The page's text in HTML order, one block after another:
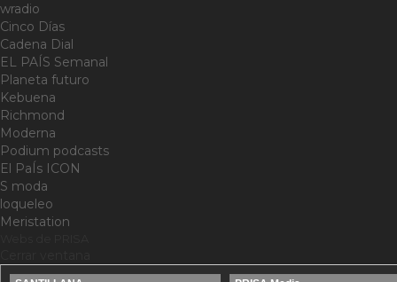
wradio
Cinco Días
Cadena Dial
EL PAÍS Semanal
Planeta futuro
Kebuena
Richmond
Moderna
Podium podcasts
El PaÍs ICON
S moda
loqueleo
Meristation